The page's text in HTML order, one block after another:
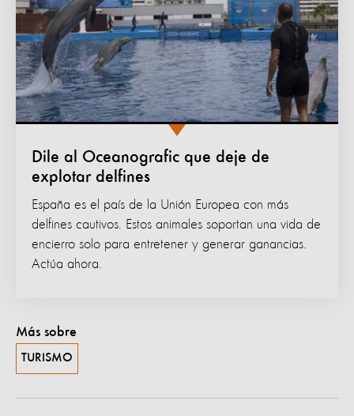
Dile al Oceanografic que deje de
explotar delfines
España es el país de la Unión Europea con más
delfines cautivos. Estos animales soportan una vida de
encierro solo para entretener y generar ganancias.
Actúa ahora.
Más sobre
TURISMO